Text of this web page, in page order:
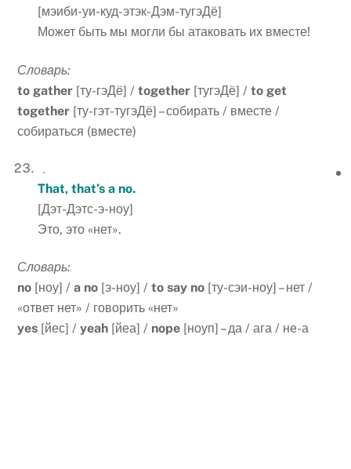
[мэиби-уи-куд-этэк-Дэм-тугэДё]
Может быть мы могли бы атаковать их вместе!
Словарь:
to gather [ту-гэДё] /together [тугэДё] /to get
together [ту-гэт-тугэДё] – собирать / вместе /
собираться (вместе)
That, that’s a no.
[Дэт-Дэтс-э-ноу]
Это, это «нет».
Словарь:
no [ноу] /a no [э-ноу] /to say no [ту-сэи-ноу] – нет /
«ответ нет» / говорить «нет»
yes [йес] /yeah [йеа] / nope [ноуп] – да / ага / не-а